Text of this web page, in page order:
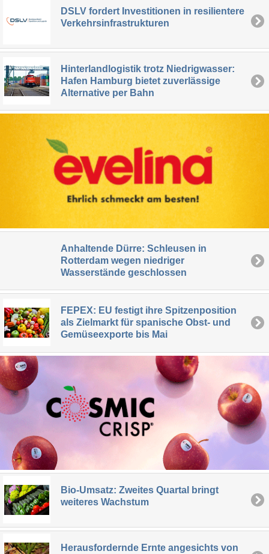
DSLV fordert Investitionen in resilientere
Verkehrsinfrastrukturen
Hinterlandlogistik trotz Niedrigwasser:
Hafen Hamburg bietet zuverlässige
Alternative per Bahn
Anhaltende Dürre: Schleusen in
Rotterdam wegen niedriger
Wasserstände geschlossen
FEPEX: EU festigt ihre Spitzenposition
als Zielmarkt für spanische Obst- und
Gemüseexporte bis Mai
Bio-Umsatz: Zweites Quartal bringt
weiteres Wachstum
Herausfordernde Ernte angesichts von